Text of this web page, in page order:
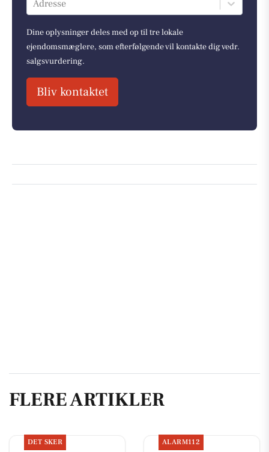
Adresse
Dine oplysninger deles med op til tre lokale
ejendomsmæglere, som efterfølgende vil kontakte dig vedr.
salgsvurdering.
Bliv kontaktet
FLERE ARTIKLER
DET SKER ALARM112